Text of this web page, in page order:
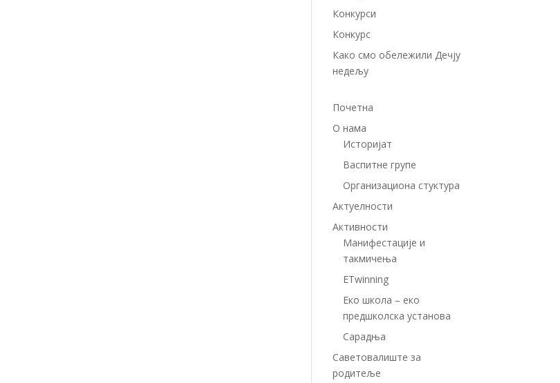
Конкурси
Конкурс
Како смо обележили Дечју
недељу
Почетна
О нама
Историјат
Васпитне групе
Организациона стуктура
Актуелности
Aктивности
Манифестације и
такмичења
ETwinning
Eкo школа – еко
предшколска установа
Сарадња
Саветовалиште за
родитеље